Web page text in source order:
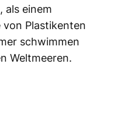
als einem
Plastikenten
schwimmen
Weltmeeren.